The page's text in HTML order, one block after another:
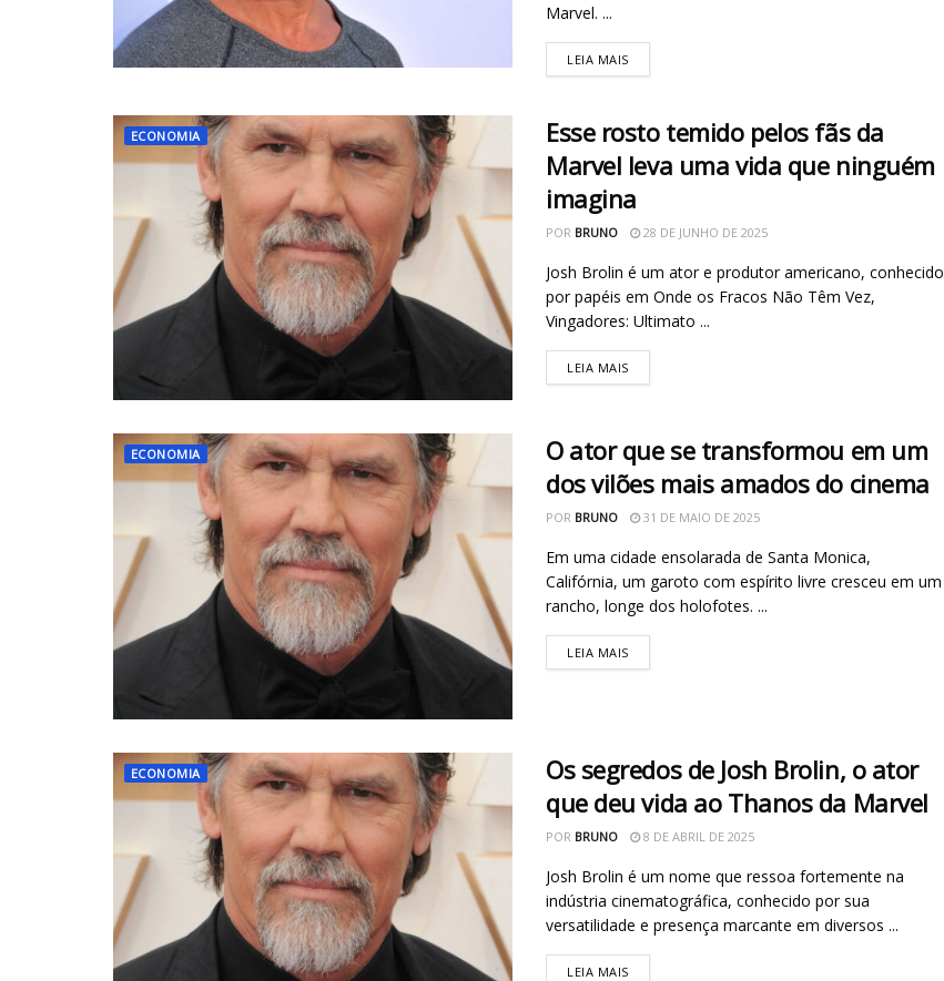
Marvel. ...
LEIA MAIS
ECONOMIA
Esse rosto temido pelos fãs da
Marvel leva uma vida que ninguém
imagina
POR BRUNO 28 DE JUNHO DE 2025
Josh Brolin é um ator e produtor americano, conhecido
por papéis em Onde os Fracos Não Têm Vez,
Vingadores: Ultimato ...
LEIA MAIS
ECONOMIA
O ator que se transformou em um
dos vilões mais amados do cinema
POR BRUNO 31 DE MAIO DE 2025
Em uma cidade ensolarada de Santa Monica,
Califórnia, um garoto com espírito livre cresceu em um
rancho, longe dos holofotes. ...
LEIA MAIS
ECONOMIA
Os segredos de Josh Brolin, o ator
que deu vida ao Thanos da Marvel
POR BRUNO 8 DE ABRIL DE 2025
Josh Brolin é um nome que ressoa fortemente na
indústria cinematográfica, conhecido por sua
versatilidade e presença marcante em diversos ...
LEIA MAIS